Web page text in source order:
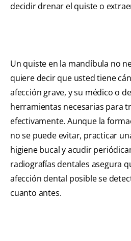
decidir drenar el quiste o
Un quiste en la mandíbula no
quiere decir que usted tiene
afección grave, y su médico o
herramientas necesarias para
efectivamente. Aunque la
no se puede evitar, practicar
higiene bucal y acudir
radiografías dentales asegura
afección dental posible se
cuanto antes.